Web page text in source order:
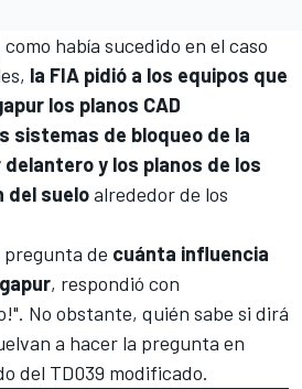
había sucedido en el caso
la FIA pidió a los equipos que
los planos CAD
sistemas de bloqueo de la
y los planos de los
del sueloalrededor de los
de cuánta influencia
, respondió con
No obstante, quién sabe si dirá
a hacer la pregunta en
del TD039 modificado.